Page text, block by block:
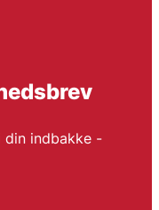
din indbakke -